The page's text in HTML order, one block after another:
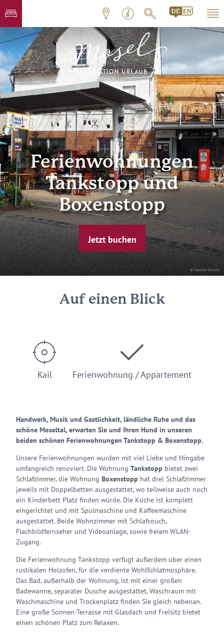
© Familie Berens
Ferienwohnungen
Tankstopp und
Boxenstopp
Jetzt buchen
Auf einen Blick
Kail Ferienwohnung / Appartement
Handwerk, Musik und Gastlichkeit, ländliche Ruhe und das
schöne Moseltal, erwarten Sie und Ihren Hund in unseren
beiden schönen Ferienwohnungen Tankstopp & Boxenstopp.
Unsere Ferienwohnungen wurden mit viel Liebe und Hingabe
umfangreich renoviert. Die Wohnung Tankstopp bietet zwei
Schlafzimmer, die Wohnung Boxenstopp hat drei Schlafzimmer
jeweils mit Doppelbetten ausgestattet, wo teilweise auch noch
ein Kinderbett Platz finden würde. Die Küche ist komplett
eingerichtet und mit Spülmaschine und Kaffeemaschine
ausgestattet. Beide Wohnzimmer mit Schlafcouch,
Flachbildfernseher und Videoanlage, sowie freiem WLAN-
Zugang.
Die Ferienwohnung Tankstopp verfügt außerdem über einen
rustikalen Holzofen, für die verdiente Wohlfühlatmosphäre.
Das Bad, außerhalb der Wohnung, ist mit einer großen
Badewanne, separater Dusche ausgestattet, Waschraum mit
Waschmaschine und Trockenplatz finden Sie gleich nebenan.
Eine große Sonnen-Terrasse mit Glasdach und Freisitz bietet
einen schönen Platz zum Relaxen.